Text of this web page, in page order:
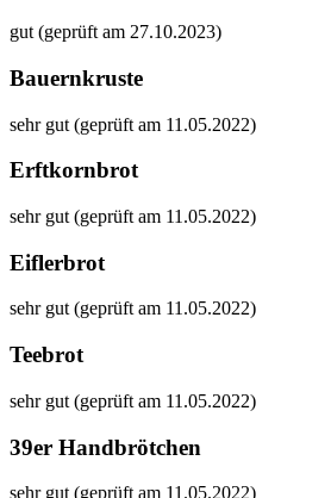
gut (geprüft am 27.10.2023)
Bauernkruste
sehr gut (geprüft am 11.05.2022)
Erftkornbrot
sehr gut (geprüft am 11.05.2022)
Eiflerbrot
sehr gut (geprüft am 11.05.2022)
Teebrot
sehr gut (geprüft am 11.05.2022)
39er Handbrötchen
sehr gut (geprüft am 11.05.2022)